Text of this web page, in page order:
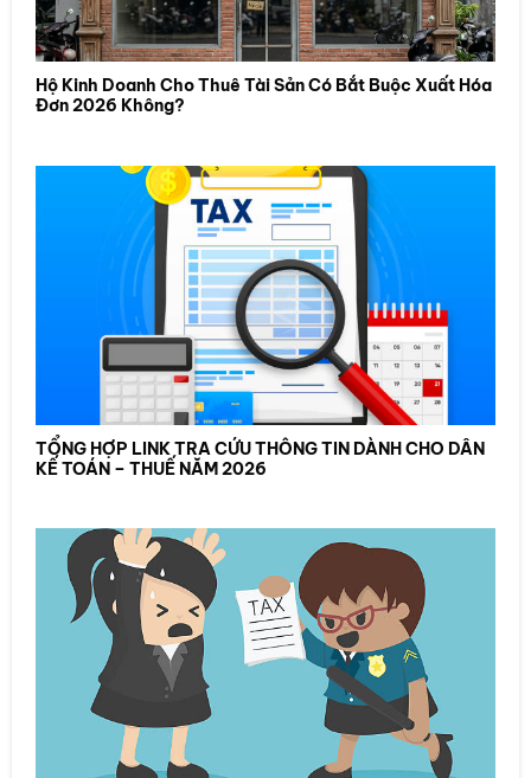
Hộ Kinh Doanh Cho Thuê Tài Sản Có Bắt Buộc Xuất Hóa
Đơn 2026 Không?
TỔNG HỢP LINK TRA CỨU THÔNG TIN DÀNH CHO DÂN
KẾ TOÁN – THUẾ NĂM 2026